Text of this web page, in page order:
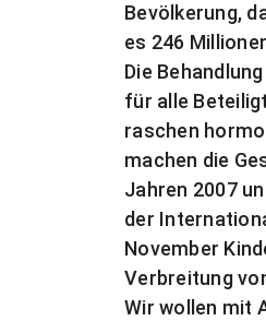
Bevölkerung,
es 246
Die
für alle
raschen
machen die
Jahren 2007
der
November
Verbreitung
Wir wollen mit